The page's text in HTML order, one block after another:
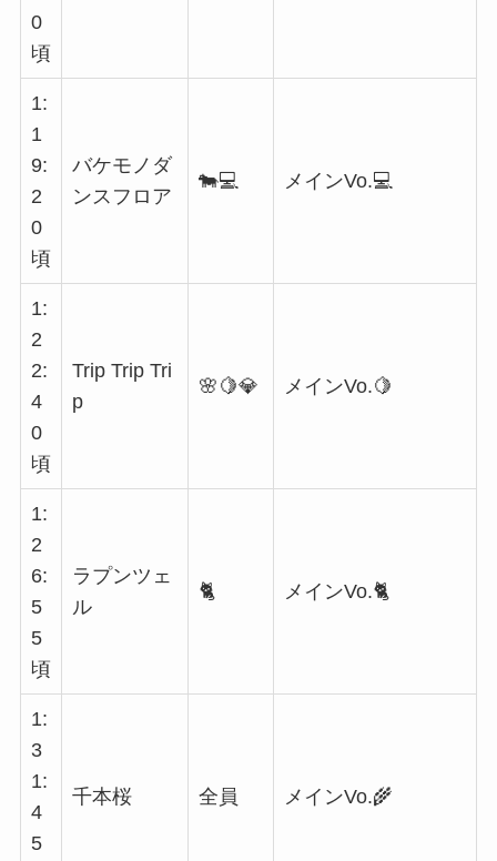
0
頃
1:
1
9:
2
0
頃
バケモノダ
ンスフロア
🐄💻 メインVo.💻
1:
2
2:
4
0
頃
Trip Trip Tri
p
🌸🍋💎 メインVo.🍋
1:
2
6:
5
5
頃
ラプンツェ
ル
🐈 メインVo.🐈
1:
3
1:
4
5
千本桜 全員 メインVo.🌾